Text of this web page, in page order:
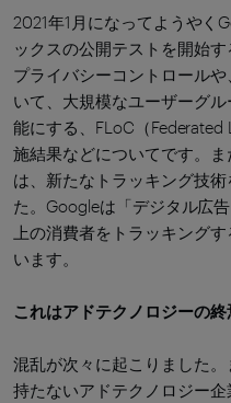
2021年1月になってようやく
ックスの公開テストを開始
プライバシーコントロール
いて、大規模なユーザーグ
能にする、FLoC（
施結果などについてです。
は、新たなトラッキング技
た。Googleは「デジタル広
上の消費者をトラッキング
います。
これはアドテクノロジーの終
混乱が次々に起こりました
持たないアドテクノロジー